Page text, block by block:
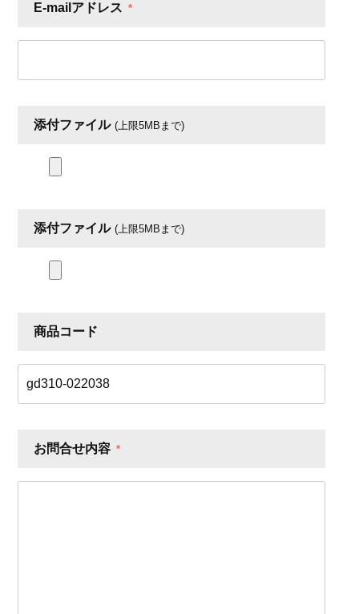
E-mailアドレス *
添付ファイル (上限5MBまで)
添付ファイル (上限5MBまで)
商品コード
お問合せ内容 *